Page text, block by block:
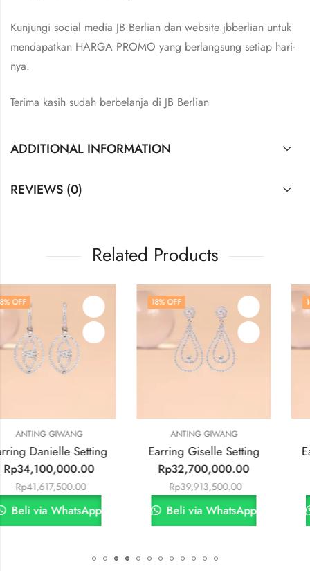
Kunjungi social media JB Berlian dan website jbberlian untuk
mendapatkan HARGA PROMO yang berlangsung setiap hari-
nya.
Terima kasih sudah berbelanja di JB Berlian
ADDITIONAL INFORMATION
REVIEWS (0)
Related Products
% OFF
Earring Giselle Setting
Rp32,700,000.00
Rp
Beli via WhatsApp
% OFF
Earring Sabrina
Rp
Rp
Beli via